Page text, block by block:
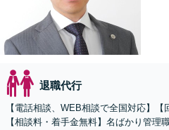
退職代行
【電話相談、WEB相談で全国対応】【
【相談料・着手金無料】名ばかり管理